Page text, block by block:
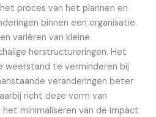
proces van het plannen en
binnen een organisatie.
variëren van kleine
herstructureringen. Het
weerstand te verminderen bij
veranderingen beter
richt deze vorm van
minimaliseren van de impact